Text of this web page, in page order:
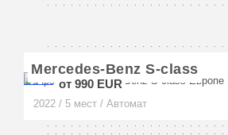
Форте-дей-Марми
Mercedes-Benz S-class
от 990 EUR
2022 / 5 мест / Автомат